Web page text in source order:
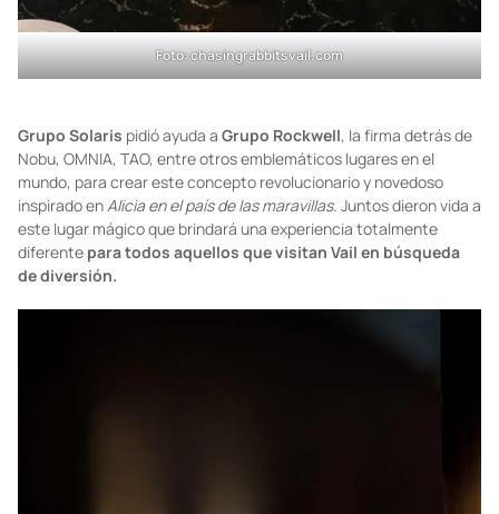
Foto:chasingrabbitsvail.com
Grupo Solarispidió ayuda a Grupo Rockwell , la firma detrás de
Nobu, OMNIA, TAO, entre otros emblemáticos lugares en el
mundo, para crear este concepto revolucionario y novedoso
inspirado enAlicia en el país de las maravillas. Juntos dieron vida a